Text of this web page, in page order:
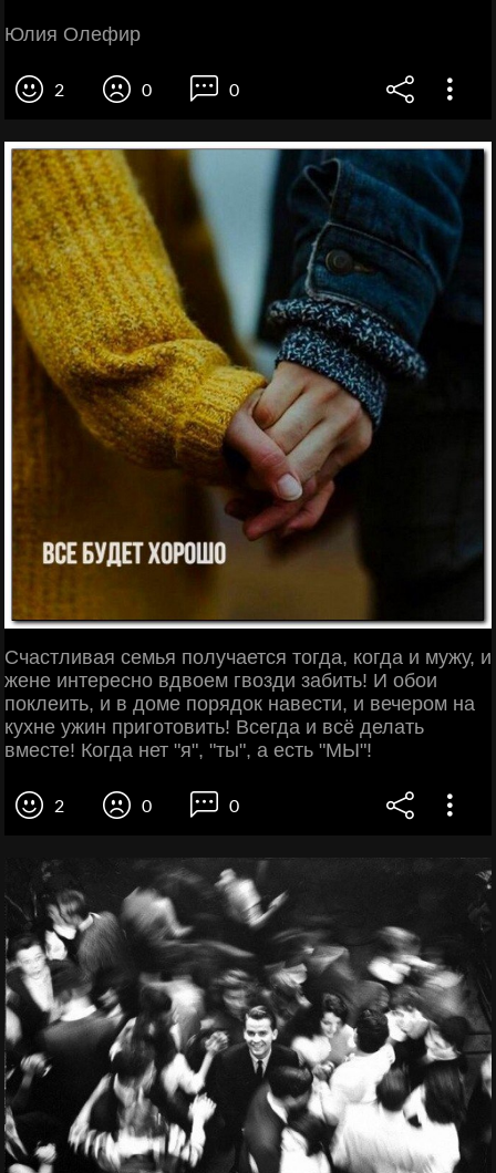
Юлия Олефир
2 0 0
Счастливая семья получается тогда, когда и мужу, и
жене интересно вдвоем гвозди забить! И обои
поклеить, и в доме порядок навести, и вечером на
кухне ужин приготовить! Всегда и всё делать
вместе! Когда нет "я", "ты", а есть "МЫ"!
2 0 0